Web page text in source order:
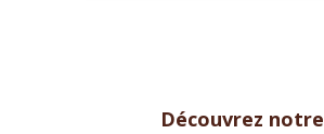
Découvrez notre